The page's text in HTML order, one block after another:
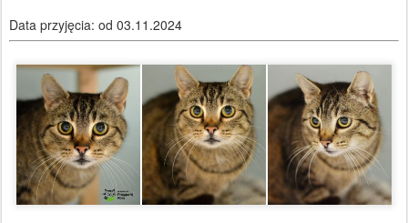
Data przyjęcia: od 03.11.2024